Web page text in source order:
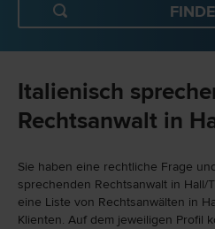
Italienisch
Rechtsanwalt in
Sie haben eine rechtliche Frage
sprechenden Rechtsanwalt in Hall/
eine Liste von Rechtsanwälten in
Klienten. Auf dem jeweiligen Profil